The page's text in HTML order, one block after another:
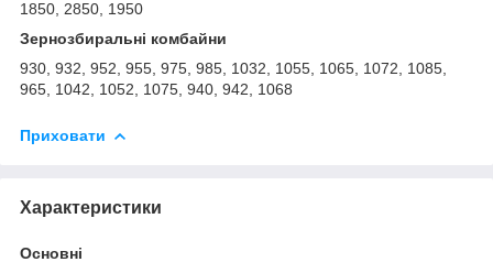
1850, 2850, 1950
Зернозбиральні комбайни
930, 932, 952, 955, 975, 985, 1032, 1055, 1065, 1072, 1085,
965, 1042, 1052, 1075, 940, 942, 1068
Приховати
Характеристики
Основні